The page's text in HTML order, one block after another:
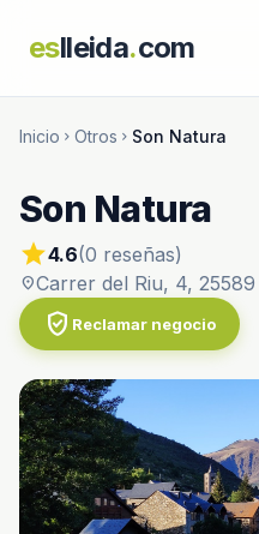
eslleida.com
Inicio chevron_right Otros chevron_right Son Natura
Son Natura
star4.6(0 reseñas)
location_onCarrer del Riu, 4,
verified_user Reclamar negocio